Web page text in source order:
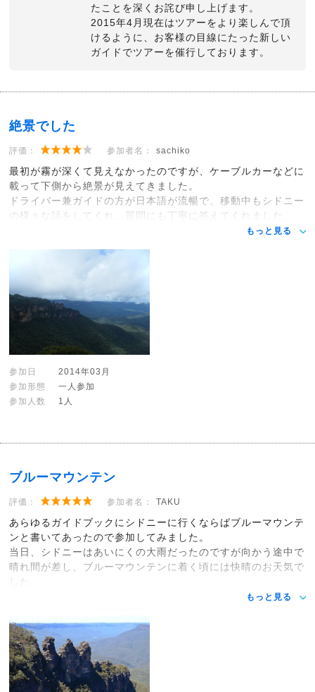
たことを深くお詫び申し上げます。
2015年4月現在はツアーをより楽しんで頂
けるように、お客様の目線にたった新しい
ガイドでツアーを催行しております。
絶景でした
評価： 参加者名： sachiko
最初が霧が深くて見えなかったのですが、ケーブルカーなどに
載って下側から絶景が見えてきました。
ドライバー兼ガイドの方が日本語が流暢で、移動中もシドニー
の様々な話をしてくれ、質問にも丁寧に答えてくれました。
もっと見る
参加日
2014年03月
参加形態
一人参加
参加人数
1人
ブルーマウンテン
評価： 参加者名： TAKU
あらゆるガイドブックにシドニーに行くならばブルーマウンテ
ンと書いてあったので参加してみました。
当日、シドニーはあいにくの大雨だったのですが向かう途中で
晴れ間が差し、ブルーマウンテンに着く頃には快晴のお天気で
した。
もっと見る